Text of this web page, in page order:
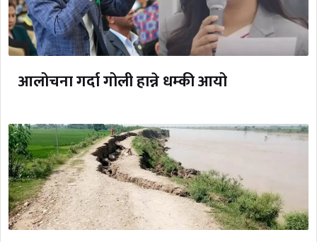
आलोचना गर्दा गोली हान्ने धम्की आयो